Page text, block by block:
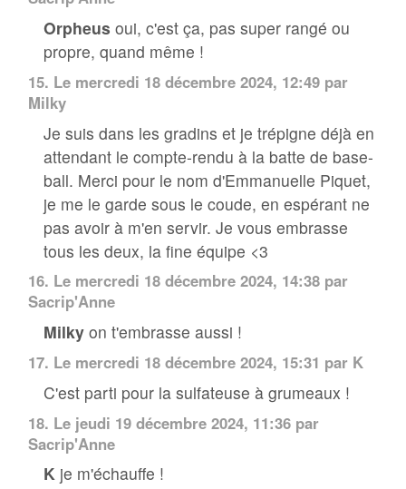
Orpheus oui, c'est ça, pas super rangé ou
propre, quand même !
15. Le mercredi 18 décembre 2024, 12:49 par
Milky
Je suis dans les gradins et je trépigne déjà en
attendant le compte-rendu à la batte de base-
ball. Merci pour le nom d'Emmanuelle Piquet,
je me le garde sous le coude, en espérant ne
pas avoir à m'en servir. Je vous embrasse
tous les deux, la fine équipe <3
16. Le mercredi 18 décembre 2024, 14:38 par
Sacrip'Anne
Milky on t'embrasse aussi !
17. Le mercredi 18 décembre 2024, 15:31 par K
C'est parti pour la sulfateuse à grumeaux !
18. Le jeudi 19 décembre 2024, 11:36 par
Sacrip'Anne
K je m'échauffe !